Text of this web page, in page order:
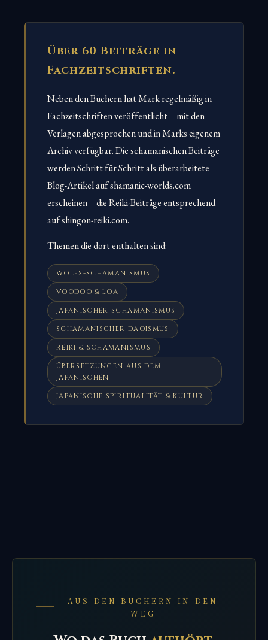
Über 60 Beiträge in
Fachzeitschriften.
Neben den Büchern hat Mark regelmäßig in
Fachzeitschriften veröffentlicht – mit den
Verlagen abgesprochen und in Marks eigenem
Archiv verfügbar. Die schamanischen Beiträge
werden Schritt für Schritt als überarbeitete
Blog-Artikel auf shamanic-worlds.com
erscheinen – die Reiki-Beiträge entsprechend
auf shingon-reiki.com.
Themen die dort enthalten sind:
WOLFS-SCHAMANISMUS
VOODOO & LOA
JAPANISCHER SCHAMANISMUS
SCHAMANISCHER DAOISMUS
REIKI & SCHAMANISMUS
ÜBERSETZUNGEN AUS DEM
JAPANISCHEN
JAPANISCHE SPIRITUALITÄT & KULTUR
AUS DEN BÜCHERN IN DEN
WEG